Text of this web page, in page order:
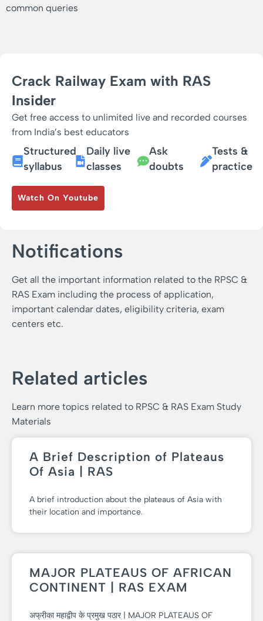
common queries
Crack Railway Exam with RAS
Insider
Get free access to unlimited live and recorded courses
from India’s best educators
Structured
syllabus
Daily live
classes
Ask
doubts
Tests &
practice
Watch On Youtube
Notifications
Get all the important information related to the RPSC &
RAS Exam including the process of application,
important calendar dates, eligibility criteria, exam
centers etc.
Related articles
Learn more topics related to RPSC & RAS Exam Study
Materials
A Brief Description of Plateaus
Of Asia | RAS
A brief introduction about the plateaus of Asia with
their location and importance.
MAJOR PLATEAUS OF AFRICAN
CONTINENT | RAS EXAM
अफ्रीका महाद्वीप के प्रमुख पठार | MAJOR PLATEAUS OF